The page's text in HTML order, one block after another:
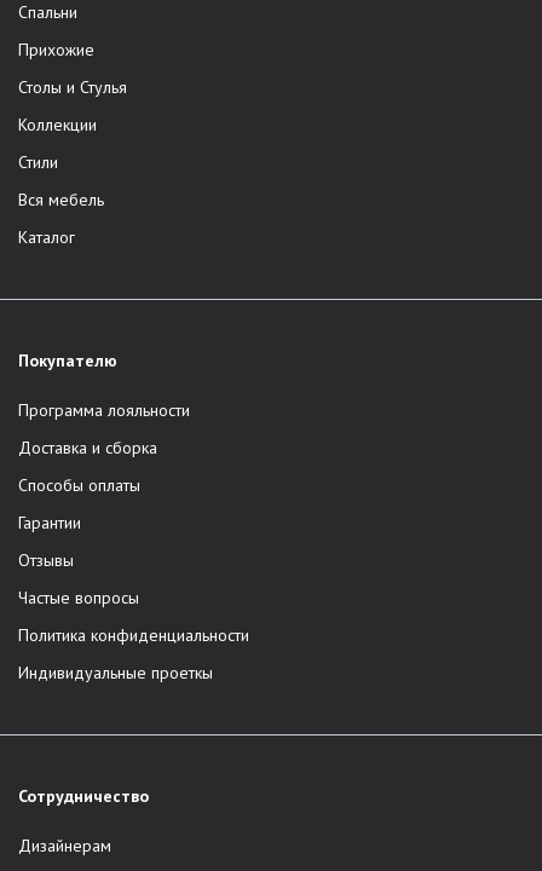
Спальни
Прихожие
Столы и Стулья
Коллекции
Стили
Вся мебель
Каталог
Покупателю
Программа лояльности
Доставка и сборка
Способы оплаты
Гарантии
Отзывы
Частые вопросы
Политика конфиденциальности
Индивидуальные проеткы
Сотрудничество
Дизайнерам